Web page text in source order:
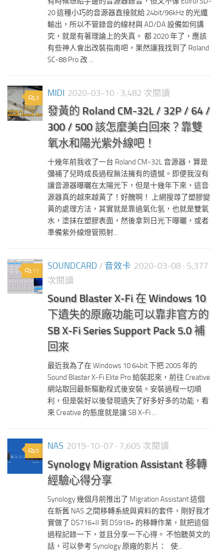
20 這種小巧的音源器直接就給 24bit/96kHz 的光纖
輸出，所以不管錄音的線材與 AD/DA 設備如何講
究，就是有著理論上的失真。 都 2020 年了，應該
有些神人會出改裝指南吧，果然讓我找到了 Roland
SC-88 Pro 改 ...
3 MIDI 2020-03-10 · 3,482 次閱讀
發黃的 Roland CM-32L / 32P / 64 /
300 / 500 該怎麼美白回來？靠雙
氧水和陽光紫外線吧！
十幾年前我收了一台 Roland CM-32L 音源器，算是
彌補了兒時成長過程無法擁有的遺憾。即便我沒有
讓音源器曝曬在太陽光下，但是十幾年下來，這音
源器真的越來越黃了！好醜啊！ 上網搜尋了塑膠變
黃的處理方法，其實就是靠過氧化氫，也就是雙氧
水，塗抹在塑膠表面，然後拿到日光下曝曬，或者
準備紫外線燈管照射...
11 SOUNDCARD / 音效卡 2020-03-08 · 5,377
次閱讀
Sound Blaster X-Fi 在 Windows 10
下遺失的原廠功能可以靠非官方的
SB X-Fi Series Support Pack 5.0 補
回來
最近我為了在 Windows 10 64bit 下把 2005 年的
Sound Blaster X-Fi Elite Pro 給裝起來，前往 Creative
網站取回最新驅動程式後安裝。安裝過程一切順
利，但是裝好以後發現遺失了好多好多的功能，看
來 Creative 的態度就是讓 SB X-Fi ...
0 NAS 2019-10-07 · 7,605 次閱讀
Synology Migration Assistant 移轉
經驗心得分享
Synology 幾個月前推出了 Migration Assistant 這個
在新舊 NAS 之間移轉系統與資料的套件，剛好我才
實做了 DS716+II 到 DS918+ 的移轉作業，就把這個
過程記錄一下，並且分享一下心得。 不怕聽英文的
話，可以參考 Synology 原廠的影片： 使...